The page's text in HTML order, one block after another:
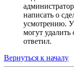
написать о
усмотрению.
могут
ответил.
Вернуться к началу